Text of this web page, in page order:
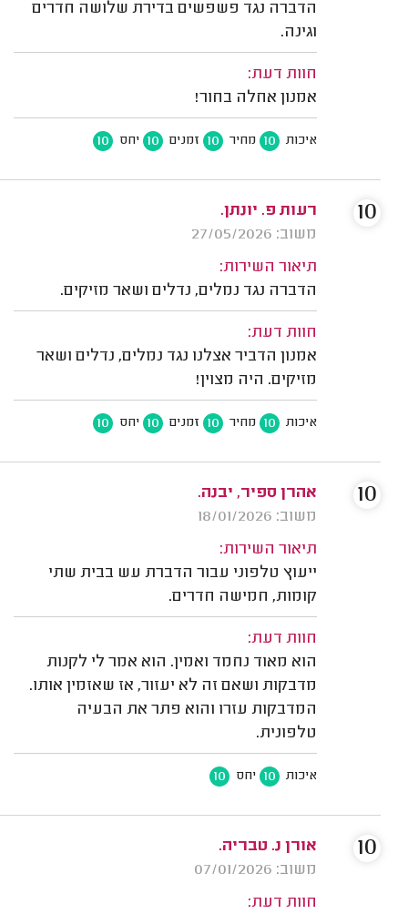
הדברה נגד פשפשים בדירת שלושה חדרים
וגינה.
חוות דעת:
אמנון אחלה בחור!
איכות 10 מחיר 10 זמנים 10 יחס 10
רעות פ. יונתן.
משוב: 27/05/2026
תיאור השירות:
הדברה נגד נמלים, נדלים ושאר מזיקים.
חוות דעת:
אמנון הדביר אצלנו נגד נמלים, נדלים ושאר
מזיקים. היה מצוין!
איכות 10 מחיר 10 זמנים 10 יחס 10
10
אהרן ספיר, יבנה.
משוב: 18/01/2026
תיאור השירות:
ייעוץ טלפוני עבור הדברת עש בבית שתי
קומות, חמישה חדרים.
חוות דעת:
הוא מאוד נחמד ואמין. הוא אמר לי לקנות
מדבקות ושאם זה לא יעזור, אז שאזמין אותו.
המדבקות עזרו והוא פתר את הבעיה
טלפונית.
איכות 10 יחס 10
10
אורן נ. טבריה.
משוב: 07/01/2026
חוות דעת:
10